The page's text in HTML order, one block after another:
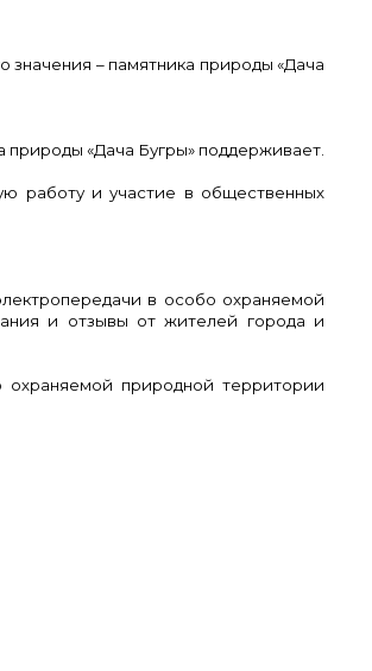
– памятника природы «Дача
«Дача Бугры» поддерживает.
работу и участие в общественных
в особо охраняемой
и отзывы от жителей города и
природной территории